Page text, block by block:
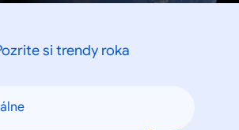
si trendy roka